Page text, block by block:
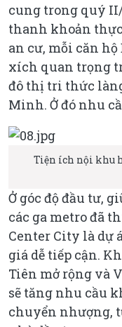
cung trong quý
thanh khoản
an cư, mỗi căn
xích quan trọng
đô thị tri thức
Minh. Ở đó nhu
Tiện ích nội khu
Ở góc độ đầu tư,
các ga metro đã
Center City là dự
giá dễ tiếp cận.
Tiên mở rộng và
sẽ tăng nhu cầu
chuyển nhượng,